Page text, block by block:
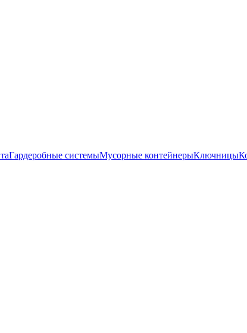
Гардеробные системыМусорные контейнерыКлючницы